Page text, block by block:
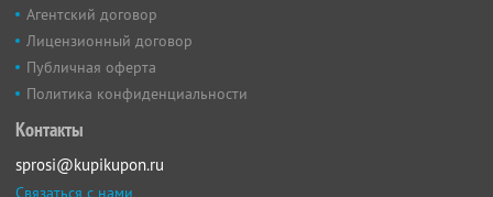
Агентский договор
Лицензионный договор
Публичная оферта
Политика конфиденциальности
Контакты
sprosi@kupikupon.ru
Связаться с нами